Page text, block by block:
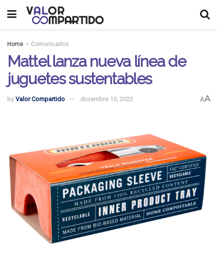
Home Comunicados
Mattel lanza nueva línea de
juguetes sustentables
by Valor Compartido diciembre 15, 2022 AA